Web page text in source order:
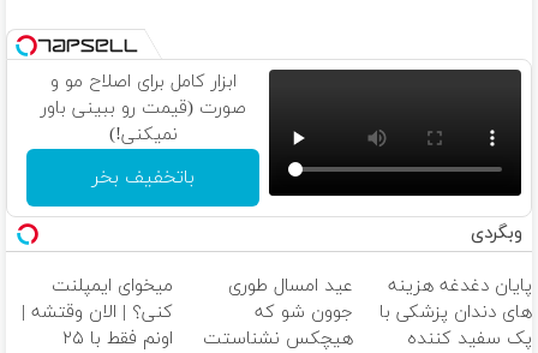
ابزار کامل برای اصلاح مو و
صورت (قیمت رو ببینی باور
نمیکنی!)
باتخفیف بخر
وبگردی
پایان دغدغه هزینه
های دندان پزشکی با
پک سفید کننده
عید امسال طوری
جوون شو که
هیچکس نشناستت
میخوای ایمپلنت
کنی؟ | الان وقتشه |
اونم فقط با ۲۵